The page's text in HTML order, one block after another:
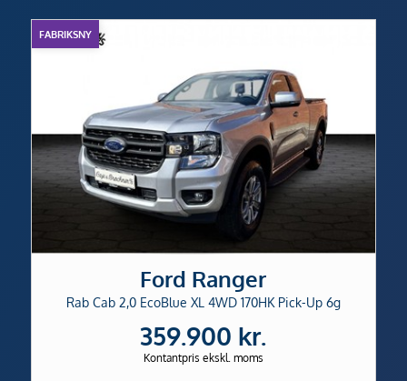
FABRIKSNY
Ford Ranger
Rab Cab 2,0 EcoBlue XL 4WD 170HK Pick-Up 6g
359.900 kr.
Kontantpris ekskl. moms